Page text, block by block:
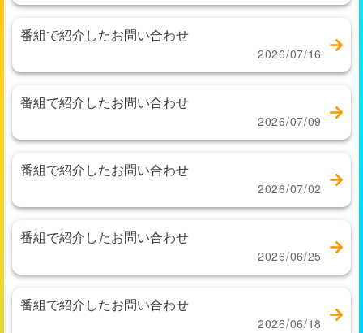
番組で紹介したお問い合わせ
2026/07/16
番組で紹介したお問い合わせ
2026/07/09
番組で紹介したお問い合わせ
2026/07/02
番組で紹介したお問い合わせ
2026/06/25
番組で紹介したお問い合わせ
2026/06/18